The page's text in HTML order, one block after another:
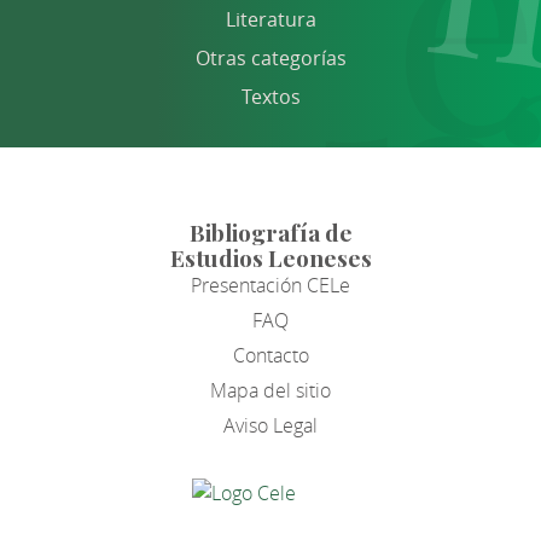
Literatura
Otras categorías
Textos
Bibliografía de
Estudios Leoneses
Presentación CELe
FAQ
Contacto
Mapa del sitio
Aviso Legal